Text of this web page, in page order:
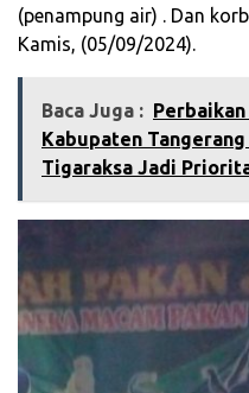
(penampung air) . Dan
Kamis, (05/09/2024).
Baca Juga :
Kabupaten
Tigaraksa Jadi